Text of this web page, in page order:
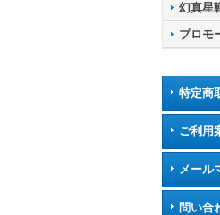
幻真星
プロモ
特定商
ご利用
メール
問い合